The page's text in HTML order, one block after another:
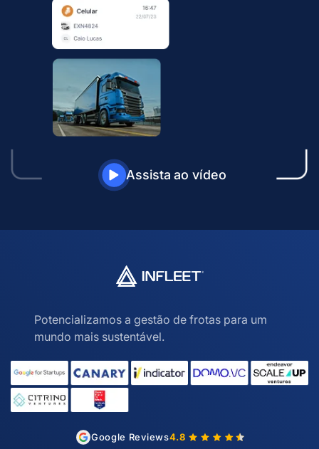
Assista ao vídeo
Potencializamos a gestão de frotas para um
mundo mais sustentável.
Google Reviews4.8